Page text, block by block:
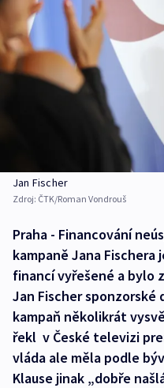
Jan Fischer
Zdroj: ČTK/Roman Vondrouš
Praha - Financování
kampaně Jana
financí vyřešené a bylo
Jan Fischer sponzorské
kampaň několikrát
řekl v České televizi
vláda ale měla podle
Klause jinak „dobře